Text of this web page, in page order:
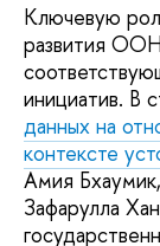
Ключевую
развития
инициатив. В
данных на
контексте
Амия
Зафарулла